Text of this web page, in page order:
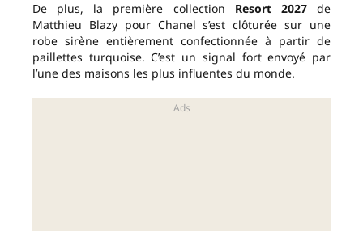
De plus, la première collection Resort 2027de
Matthieu Blazy pour Chanel s’est clôturée sur une
robe sirène entièrement confectionnée à partir de
paillettes turquoise. C’est un signal fort envoyé par
l’une des maisons les plus influentes du monde.